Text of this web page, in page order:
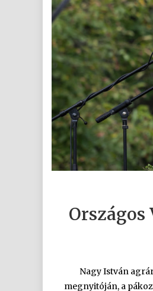
Nagy István
megnyitóján, a